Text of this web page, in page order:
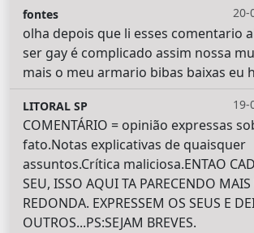
20-
fontes
olha depois que li esses comentario
ser gay é complicado assim nossa
mais o meu armario bibas baixas eu
19-
LITORAL SP
COMENTÁRIO = opinião expressas
fato.Notas explicativas de quaisquer
assuntos.Crítica maliciosa.ENTAO
SEU, ISSO AQUI TA PARECENDO
REDONDA. EXPRESSEM OS SEUS E
OUTROS...PS:SEJAM BREVES.